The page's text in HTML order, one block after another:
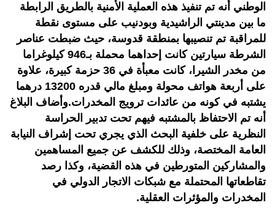
الوطني أنه تم تنفيذ هذه العملية الأمنية بالطريق الرابطة
ما بين مدينتي الراشيدية وبودنيب على مستوى نقطة
للمراقبة تم تنصيبها بمنطقة قدوسة، حيث ضبطت عناصر
الشرطة سيارتين كانت إحداهما محملة بـ946 كيلوغراما
من مخدر الشيرا، كانت معبأة في 36 حزمة كبيرة، علاوة
على أربعة هواتف محولة ومبلغ مالي قدره 13200 درهما
يشتبه في كونه من عائدات ترويج المخدرات.وأضاف البلاغ
أنه تم الاحتفاظ بالمشتبه فيهم تحت تدبير الحراسة
النظرية على خلفية البحث الذي يجري تحت إشراف النيابة
العامة المختصة، وذلك للكشف عن جميع المساهمين
والمشاركين المتورطين في هذه القضية، وكذا رصد
تقاطعاتها المحتملة مع شبكات الاتجار الدولي في
المخدرات والمؤثرات العقلية.